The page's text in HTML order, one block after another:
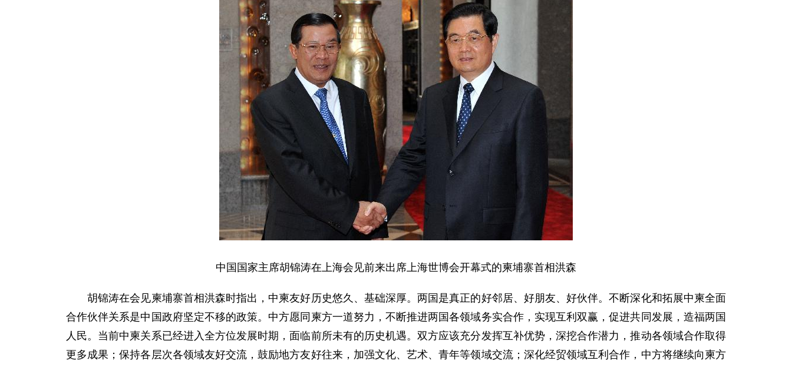
中国国家主席胡锦涛在上海会见前来出席上海世博会开幕式的柬埔寨首相洪森
胡锦涛在会见柬埔寨首相洪森时指出，中柬友好历史悠久、基础深厚。两国是真正的好邻居、好朋友、好伙伴。不断深化和拓展中柬全面
合作伙伴关系是中国政府坚定不移的政策。中方愿同柬方一道努力，不断推进两国各领域务实合作，实现互利双赢，促进共同发展，造福两国
人民。当前中柬关系已经进入全方位发展时期，面临前所未有的历史机遇。双方应该充分发挥互补优势，深挖合作潜力，推动各领域合作取得
更多成果；保持各层次各领域友好交流，鼓励地方友好往来，加强文化、艺术、青年等领域交流；深化经贸领域互利合作，中方将继续向柬方